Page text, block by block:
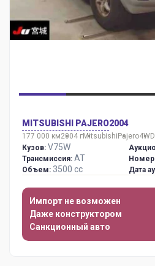
MITSUBISHI PAJERO2004
177 000 км2004 гMitsubishi Pajero
Кузов: V75W
Трансмиссия: AT
Объем: 3500 сс
Номер
Дата
Импорт не возможен
Даже конструктором
Санкционный авто